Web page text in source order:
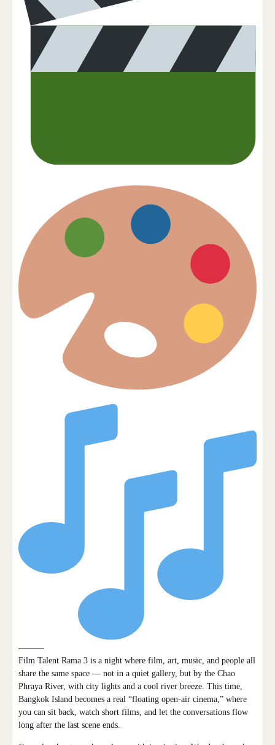
———
Film Talent Rama 3 is a night where film, art, music, and people all
share the same space — not in a quiet gallery, but by the Chao
Phraya River, with city lights and a cool river breeze. This time,
Bangkok Island becomes a real “floating open-air cinema,” where
you can sit back, watch short films, and let the conversations flow
long after the last scene ends.